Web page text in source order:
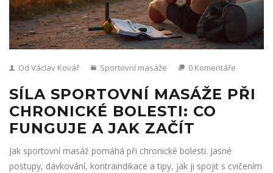
Od Václav Kovář Sportovní masáže 0 Komentáře
SÍLA SPORTOVNÍ MASÁŽE PŘI
CHRONICKÉ BOLESTI: CO
FUNGUJE A JAK ZAČÍT
Jak sportovní masáž pomáhá při chronické bolesti. Jasné
postupy, dávkování, kontraindikace a tipy, jak ji spojit s cvičením